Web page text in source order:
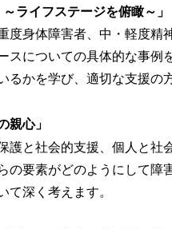
ライフステージを俯瞰～」
度身体障害者、中・軽度
スについての具体的な事例
るかを学び、適切な支援の
親心」
護と社会的支援、個人と社
の要素がどのようにして障
て深く考えます。